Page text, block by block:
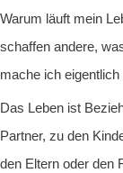
Warum läuft mein
schaffen andere,
mache ich
Das Leben ist
Partner, zu den
den Eltern oder den